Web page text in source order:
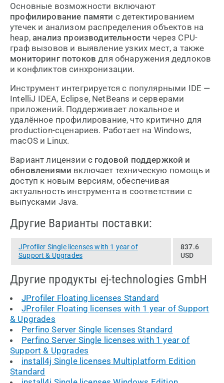
Основные возможности включают
профилирование памяти с детектированием
утечек и анализом распределения объектов на
heap,анализ производительности через CPU-
граф вызовов и выявление узких мест, а также
мониторинг потоков для обнаружения дедлоков
и конфликтов синхронизации.
Инструмент интегрируется с популярными IDE —
IntelliJ IDEA, Eclipse, NetBeans и серверами
приложений. Поддерживает локальное и
удалённое профилирование, что критично для
production-сценариев. Работает на Windows,
macOS и Linux.
Вариант лицензии с годовой поддержкой и
обновлениями включает техническую помощь и
доступ к новым версиям, обеспечивая
актуальность инструмента в соответствии с
выпусками Java.
Другие Варианты поставки:
JProfiler Single licenses with 1 year of
Support & Upgrades
837.6
USD
Другие продукты ej-technologies GmbH
JProfiler Floating licenses Standard
JProfiler Floating licenses with 1 year of Support
& Upgrades
Perfino Server Single licenses Standard
Perfino Server Single licenses with 1 year of
Support & Upgrades
install4j Single licenses Multiplatform Edition
Standard